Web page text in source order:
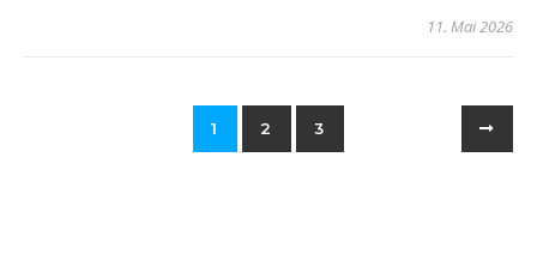
11. Mai 2026
1 2 3